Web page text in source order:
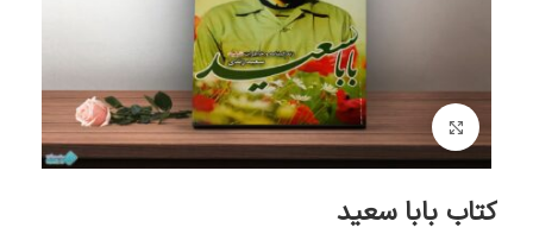
بزرگنمایی تصویر
کتاب بابا سعید